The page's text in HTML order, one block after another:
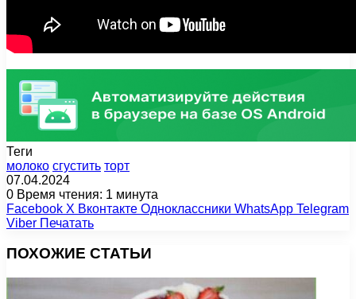
Теги
молоко сгустить торт
07.04.2024
0 Время чтения: 1 минута
Facebook X Вконтакте Одноклассники WhatsApp Telegram
Viber Печатать
ПОХОЖИЕ СТАТЬИ